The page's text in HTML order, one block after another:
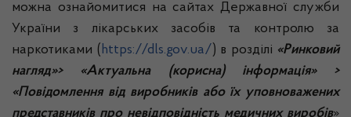
можна ознайомитися на сайтах Державної служби
України з лікарських засобів та контролю за
наркотиками ( https://dls.gov.ua/ ) в розділі «Ринковий
нагляд»> «Актуальна (корисна) інформація» >
«Повідомлення від виробників або їх уповноважених
представників про невідповідність медичних виробів»